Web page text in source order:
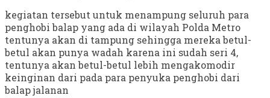
kegiatan tersebut untuk menampung seluruh para
penghobi balap yang ada di wilayah Polda Metro
tentunya akan di tampung sehingga mereka betul-
betul akan punya wadah karena ini sudah seri 4,
tentunya akan betul-betul lebih mengakomodir
keinginan dari pada para penyuka penghobi dari
balap jalanan